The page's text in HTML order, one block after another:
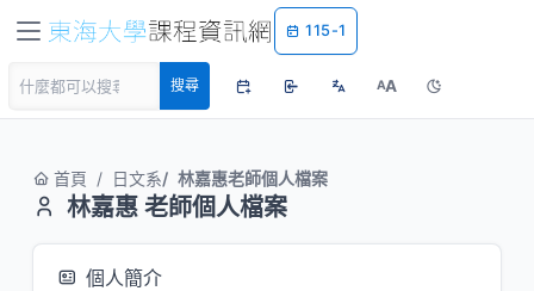
115-1
搜尋 AA
首頁 日文系 林嘉惠老師個人檔案
林嘉惠 老師個人檔案
個人簡介